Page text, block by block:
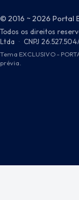
© 2016 ~ 2026 Portal
Todos os direitos
Ltda · CNPJ
Tema EXCLUSIVO -
prévia.